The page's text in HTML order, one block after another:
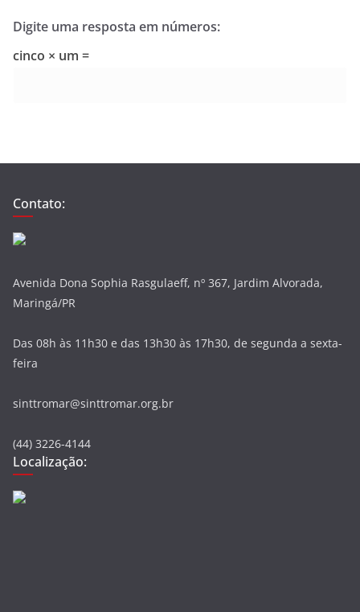
Digite uma resposta em números:
cinco × um =
Contato:
Avenida Dona Sophia Rasgulaeff, nº 367, Jardim Alvorada,
Maringá/PR
Das 08h às 11h30 e das 13h30 às 17h30, de segunda a sexta-
feira
sinttromar@sinttromar.org.br
(44) 3226-4144
Localização: